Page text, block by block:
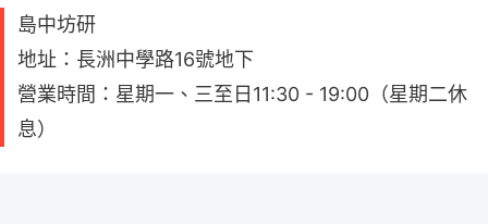
島中坊研
地址：長洲中學路16號地下
營業時間：星期一、三至日11:30 - 19:00（星期二休
息）